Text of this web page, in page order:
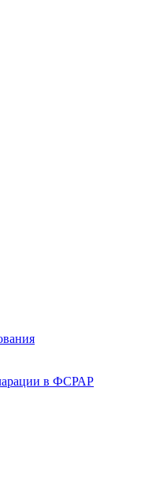
в ФСРАР